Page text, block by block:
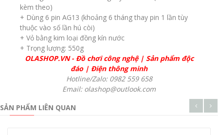
kèm theo)
+ Dùng 6 pin AG13 (khoảng 6 tháng thay pin 1 lần tùy
thuộc vào số lần hú còi)
+ Vỏ bằng kim loại đồng kín nước
+ Trọng lượng: 550g
OLASHOP.VN- Đồ chơi công nghệ| Sản phẩm độc
đáo| Điện thông minh
Hotline/Zalo: 0982 559 658
Email: olashop@outlook.com
SẢN PHẨM LIÊN QUAN